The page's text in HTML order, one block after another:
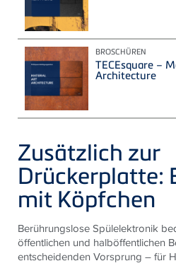
BROSCHÜREN
TECEsquare –
Architecture
Zusätzlich zur
Drückerplatte:
mit Köpfchen
Berührungslose Spülelektronik
öffentlichen und halböffentlichen
entscheidenden Vorsprung – für